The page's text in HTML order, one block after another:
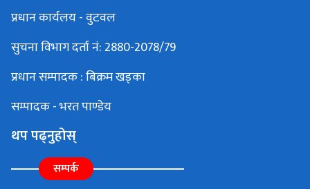
प्रधान कार्यलय - वुटवल
सुचना विभाग दर्ता नं: 2880-2078/79
प्रधान सम्पादक : बिक्रम खड्का
सम्पादक - भरत पाण्डेय
थप पढ्नुहोस्
सम्पर्क